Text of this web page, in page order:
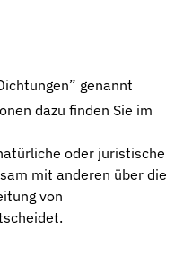
für Dämpfung, Verbindung
Dichtungselementen
Anwendungen
genannt
dazu finden Sie im
oder juristische
mit anderen über die
von